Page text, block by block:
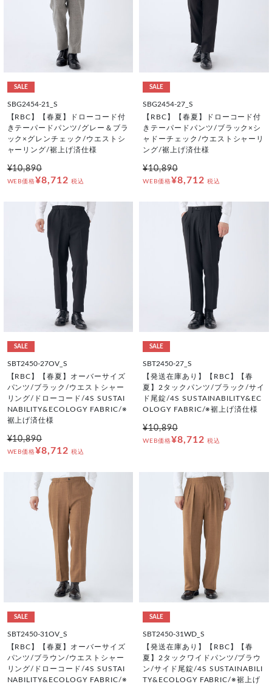
SALE
SBG2454-21_S
【RBC】【春夏】ドローコード付
きテーパードパンツ/グレー＆ブラ
ック×グレンチェック/ウエストシ
ャーリング/裾上げ済仕様
¥10,890
WEB価格¥8,712 税込
SALE
SBG2454-27_S
【RBC】【春夏】ドローコード付
きテーパードパンツ/ブラック×シ
ャドーチェック/ウエストシャーリ
ング/裾上げ済仕様
¥10,890
WEB価格¥8,712 税込
SALE
SBT2450-27OV_S
【RBC】【春夏】オーバーサイズ
パンツ/ブラック/ウエストシャー
リング/ドローコード/4S SUSTAI
NABILITY&ECOLOGY FABRIC/※
裾上げ済仕様
¥10,890
WEB価格¥8,712 税込
SALE
SBT2450-27_S
【発送在庫あり】【RBC】【春
夏】2タックパンツ/ブラック/サイ
ド尾錠/4S SUSTAINABILITY&EC
OLOGY FABRIC/※裾上げ済仕様
¥10,890
WEB価格¥8,712 税込
SALE
SBT2450-31OV_S
【RBC】【春夏】オーバーサイズ
パンツ/ブラウン/ウエストシャー
リング/ドローコード/4S SUSTAI
NABILITY&ECOLOGY FABRIC/※
SALE
SBT2450-31WD_S
【発送在庫あり】【RBC】【春
夏】2タックワイドパンツ/ブラウ
ン/サイド尾錠/4S SUSTAINABILI
TY&ECOLOGY FABRIC/※裾上げ